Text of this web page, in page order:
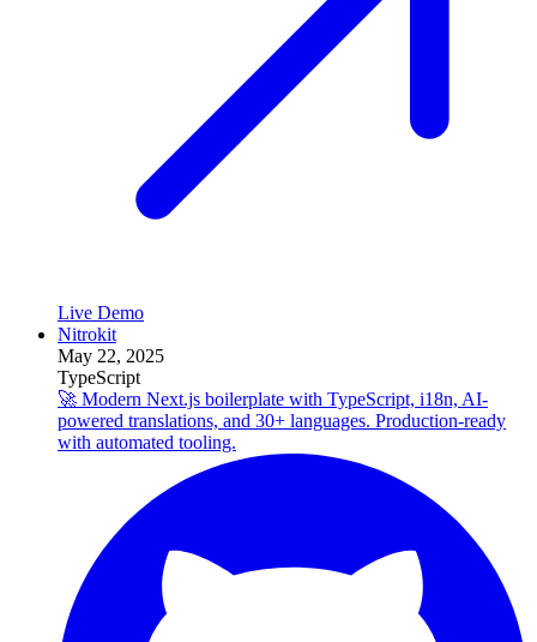
Live Demo
Nitrokit
May 22, 2025
TypeScript
🚀 Modern Next.js boilerplate with TypeScript, i18n, AI-
powered translations, and 30+ languages. Production-ready
with automated tooling.